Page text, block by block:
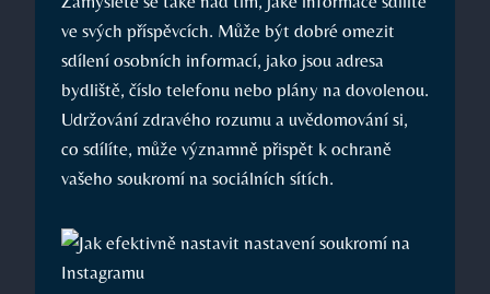
ve svých příspěvcích. Může být dobré omezit
sdílení osobních informací, jako jsou adresa
bydliště, číslo telefonu nebo plány na dovolenou.
Udržování zdravého rozumu a uvědomování si,
co sdílíte, může významně přispět k ochraně
vašeho soukromí na sociálních sítích.